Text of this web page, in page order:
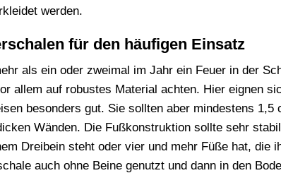
werden.
für den häufigen Einsatz
als ein oder zweimal im Jahr ein Feuer in der
allem auf robustes Material achten. Hier eignen
besonders gut. Sie sollten aber mindestens
Wänden. Die Fußkonstruktion sollte sehr
Dreibein steht oder vier und mehr Füße hat, die
auch ohne Beine genutzt und dann in den